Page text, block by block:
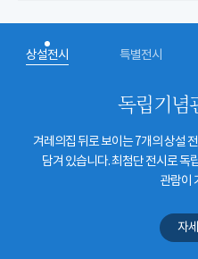
상설전시 특별전시
독립기념
겨레의집 뒤로 보이는 7개의 상설
담겨 있습니다. 최첨단 전시로 독
관람이
자